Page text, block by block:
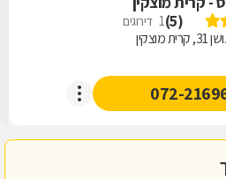
(
5
)
1 דירוגים
מוצקין
072-